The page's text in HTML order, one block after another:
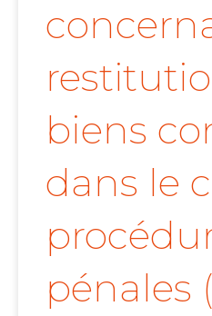
biens
dans le
pénales